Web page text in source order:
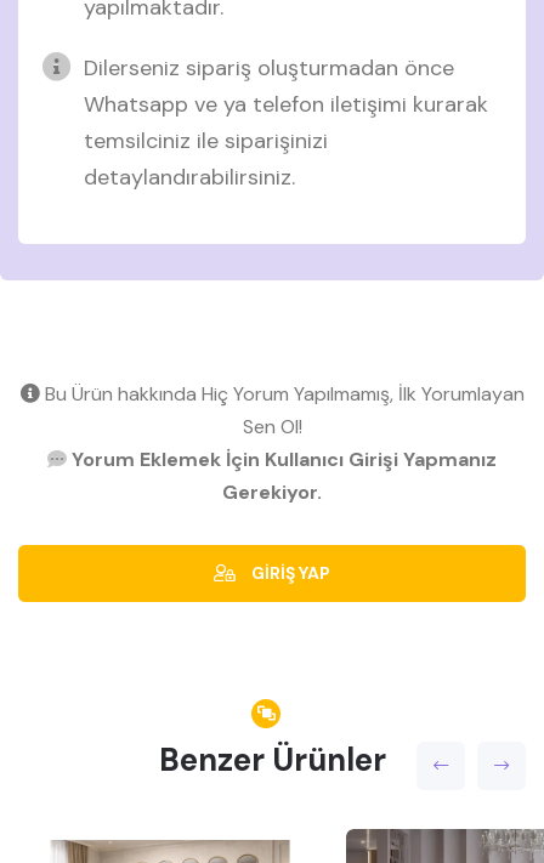
yapılmaktadır.
Dilerseniz sipariş oluşturmadan önce
Whatsapp ve ya telefon iletişimi kurarak
temsilciniz ile siparişinizi
detaylandırabilirsiniz.
Bu Ürün hakkında Hiç Yorum Yapılmamış, İlk Yorumlayan
Sen Ol!
Yorum Eklemek İçin Kullanıcı Girişi Yapmanız
Gerekiyor.
GİRİŞ YAP
Benzer Ürünler